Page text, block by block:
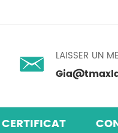
LAISSER UN
CERTIFICAT